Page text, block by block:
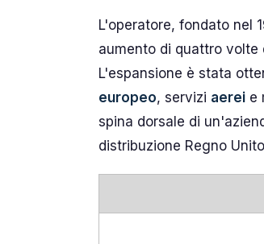
L'operatore, fondato nel
aumento di quattro volte
L'espansione è stata
europeo, servizi aerei e
spina dorsale di
distribuzione Regno